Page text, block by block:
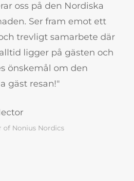
oss på den Nordiska
Ser fram emot ett
trevligt samarbete där
ligger på gästen och
önskemål om den
gäst resan!"
of Nonius Nordics